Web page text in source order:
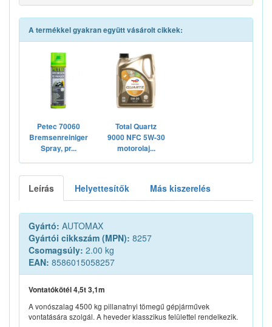
A termékkel gyakran együtt vásárolt cikkek:
Petec 70060
Bremsenreiniger
Spray, pr...
Total Quartz
9000 NFC 5W-30
motorolaj...
Leírás Helyettesítők Más kiszerelés
Gyártó: AUTOMAX
Gyártói cikkszám (MPN): 8257
Csomagsúly: 2.00 kg
EAN: 8586015058257
Vontatókötél 4,5t 3,1m
A vonószalag 4500 kg pillanatnyi tömegű gépjárművek
vontatására szolgál. A heveder klasszikus felülettel rendelkezik.